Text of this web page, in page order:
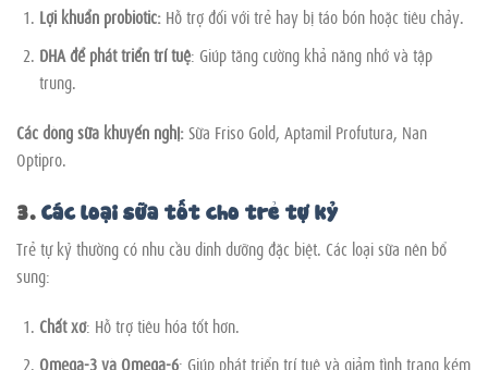
Lợi khuẩn probiotic:Hỗ trợ đối với trẻ hay bị táo bón hoặc tiêu chảy.
DHA để phát triển trí tuệ: Giúp tăng cường khả năng nhớ và tập
trung.
Các dòng sữa khuyến nghị:Sữa Friso Gold, Aptamil Profutura, Nan
Optipro.
3. Các loại sữa tốt cho trẻ tự kỷ
Trẻ tự kỷ thường có nhu cầu dinh dưỡng đặc biệt. Các loại sữa nên bổ
sung:
Chất xơ: Hỗ trợ tiêu hóa tốt hơn.
Omega-3 và Omega-6: Giúp phát triển trí tuệ và giảm tình trạng kém